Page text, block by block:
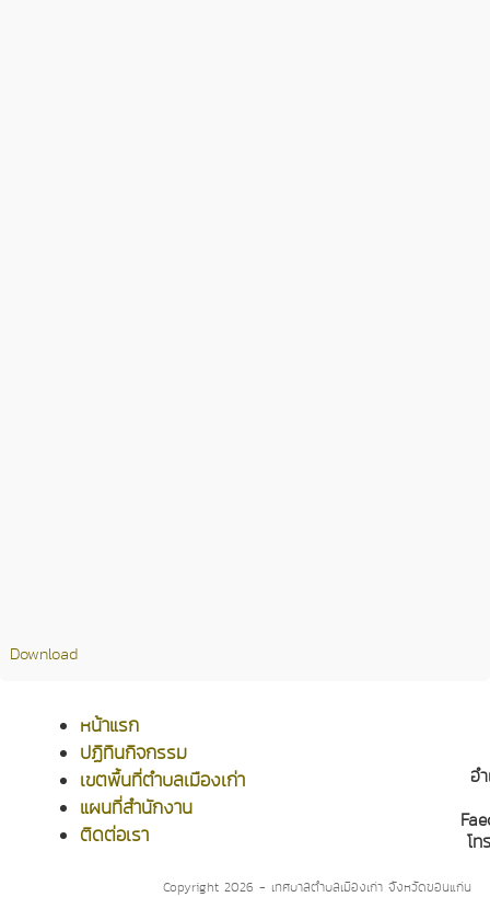
Copyright 2026 - เทศบาลตำบลเมืองเก่า จังหวัดขอนแก่น
Download
หน้าแรก
ปฏิทินกิจกรรม
เขตพื้นที่ตำบลเมืองเก่า
แผนที่สำนักงาน
ติดต่อเรา
อ
โ